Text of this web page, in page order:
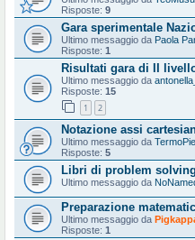
Risposte: 9
Gara sperimentale
Ultimo messaggio da Paola
Risposte: 1
Risultati gara di II
Ultimo messaggio da
Risposte: 15
1 2
Notazione assi
Ultimo messaggio da TermoPie
Risposte: 5
Libri di problem
Ultimo messaggio da
Preparazione
Ultimo messaggio da
Risposte: 1